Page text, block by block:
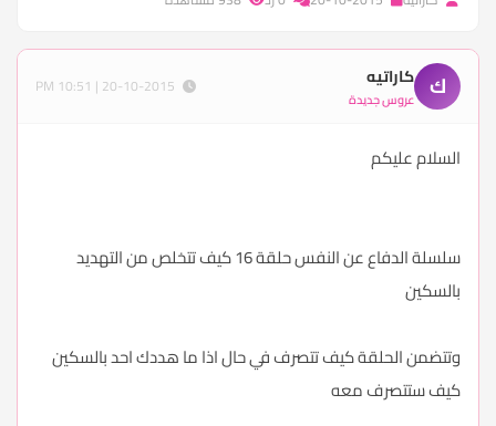
ك كاراتيه
عروس جديدة
السلام عليكم
سلسلة الدفاع عن النفس حلقة 16 كيف تتخلص من التهديد
بالسكين
وتتضمن الحلقة كيف تتصرف في حال اذا ما هددك احد بالسكين
كيف ستتصرف معه